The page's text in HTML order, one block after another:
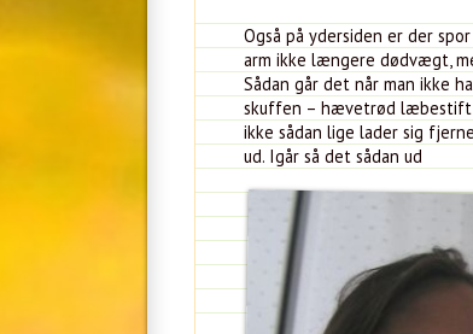
Også på ydersiden er der
arm ikke længere dødvægt,
Sådan går det når man ikke
skuffen – hævetrød læbestift
ikke sådan lige lader sig
ud. Igår så det sådan ud